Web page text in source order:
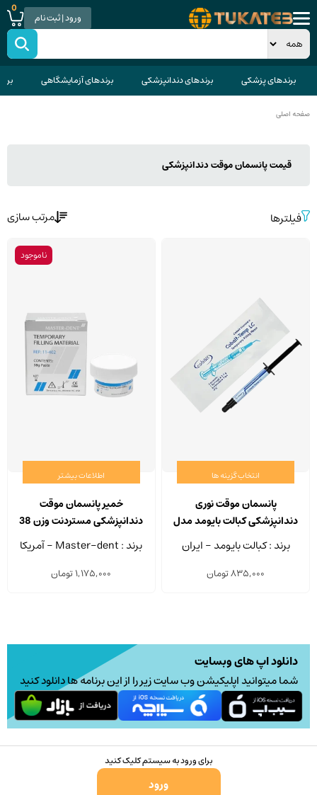
ورود | ثبت نام
0
برندهای پزشکی برندهای دندانپزشکی برندهای آزمایشگاهی
صفحه اصلی
قیمت پانسمان موقت دندانپزشکی
فیلترها مرتب سازی
انتخاب گزینه ها
این
دارای
است
در
صفحه
محصول
انتخاب
شوند
پانسمان موقت نوری
دندانپزشکی کبالت بایومد مدل
Cobalt Temp LC سرنگ 3.1 گرم
برند : کبالت بایومد - ایران
835,000تومان
ناموجود
اطلاعات بیشتر
خمير پانسمان موقت
دندانپزشکی مستردنت وزن 38
گرم
برند : Master-dent - آمریکا
1,175,000تومان
دانلود اپ های وبسایت
شما میتوانید اپلیکیشن وب سایت زیر را از این برنامه ها دانلود کنید
برای ورود به سیستم کلیک کنید
ورود